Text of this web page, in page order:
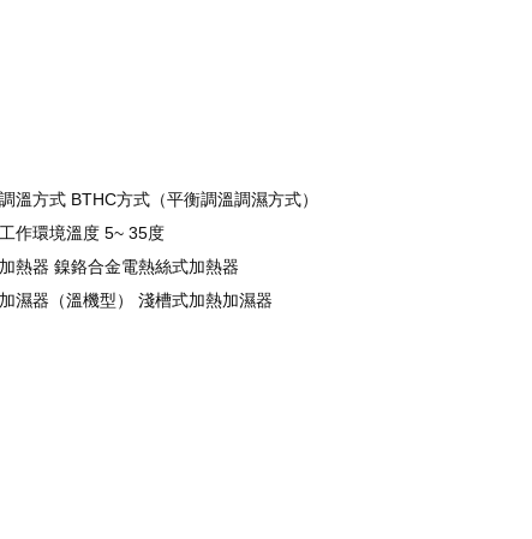
調溫方式 BTHC方式（平衡調溫調濕方式）
工作環境溫度 5~ 35度
加熱器 鎳鉻合金電熱絲式加熱器
加濕器（溫機型） 淺槽式加熱加濕器